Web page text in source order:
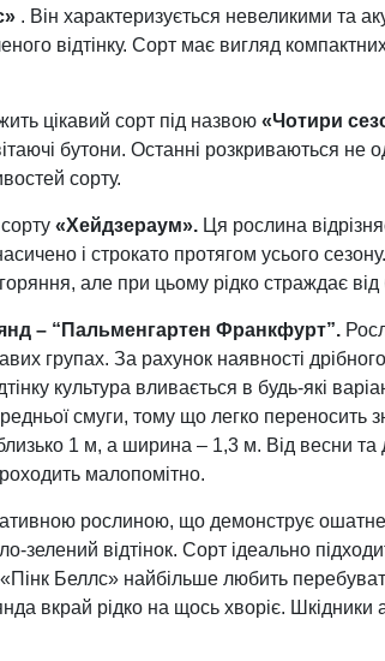
. Він характеризується невеликими та
відтінку. Сорт має вигляд
цікавий сорт під назвою«Чотири
бутони. Останні розкриваються
сорту.
«Хейдзераум». Ця рослина
і строкато протягом усього
але при цьому рідко страждає
– “Пальменгартен Франкфурт”.
групах. За рахунок наявності
культура вливається в будь-які
смуги, тому що легко переносить
1 м, а ширина – 1,3 м. Від весни та
малопомітно.
рослиною, що демонструє ошатне
зелений відтінок. Сорт ідеально
«Пінк Беллс» найбільше любить
вкрай рідко на щось хворіє. Шкідники